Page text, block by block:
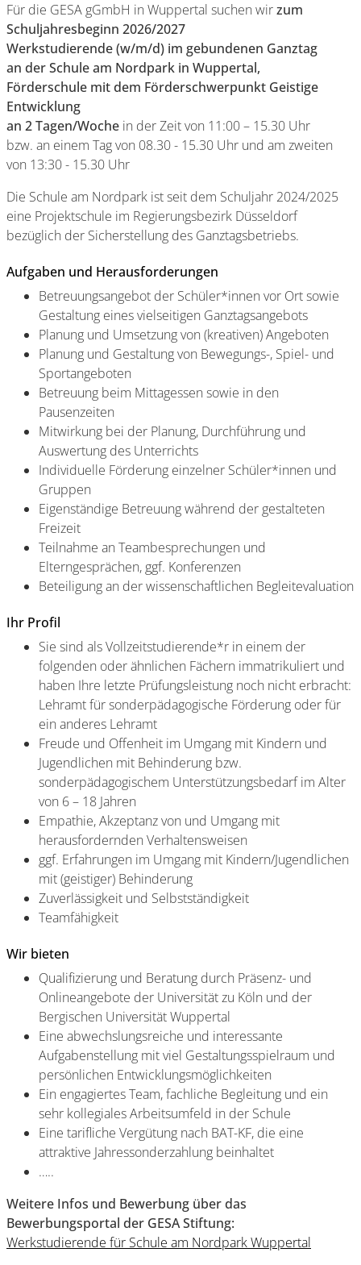
Für die GESA gGmbH in Wuppertal suchen wirzum
Schuljahresbeginn 2026/2027
Werkstudierende (w/m/d) im gebundenen Ganztag
an der Schule am Nordpark in Wuppertal,
Förderschule mit dem Förderschwerpunkt Geistige
Entwicklung
an 2 Tagen/Woche in der Zeit von 11:00 – 15.30 Uhr
bzw. an einem Tag von 08.30 - 15.30 Uhr und am zweiten
von 13:30 - 15.30 Uhr
Die Schule am Nordpark ist seit dem Schuljahr 2024/2025
eine Projektschule im Regierungsbezirk Düsseldorf
bezüglich der Sicherstellung des Ganztagsbetriebs.
Aufgaben und Herausforderungen
Betreuungsangebot der Schüler*innen vor Ort sowie
Gestaltung eines vielseitigen Ganztagsangebots
Planung und Umsetzung von (kreativen) Angeboten
Planung und Gestaltung von Bewegungs-, Spiel- und
Sportangeboten
Betreuung beim Mittagessen sowie in den
Pausenzeiten
Mitwirkung bei der Planung, Durchführung und
Auswertung des Unterrichts
Individuelle Förderung einzelner Schüler*innen und
Gruppen
Eigenständige Betreuung während der gestalteten
Freizeit
Teilnahme an Teambesprechungen und
Elterngesprächen, ggf. Konferenzen
Beteiligung an der wissenschaftlichen Begleitevaluation
Ihr Profil
Sie sind als Vollzeitstudierende*r in einem der
folgenden oder ähnlichen Fächern immatrikuliert und
haben Ihre letzte Prüfungsleistung noch nicht erbracht:
Lehramt für sonderpädagogische Förderung oder für
ein anderes Lehramt
Freude und Offenheit im Umgang mit Kindern und
Jugendlichen mit Behinderung bzw.
sonderpädagogischem Unterstützungsbedarf im Alter
von 6 – 18 Jahren
Empathie, Akzeptanz von und Umgang mit
herausfordernden Verhaltensweisen
ggf. Erfahrungen im Umgang mit Kindern/Jugendlichen
mit (geistiger) Behinderung
Zuverlässigkeit und Selbstständigkeit
Teamfähigkeit
Wir bieten
Qualifizierung und Beratung durch Präsenz- und
Onlineangebote der Universität zu Köln und der
Bergischen Universität Wuppertal
Eine abwechslungsreiche und interessante
Aufgabenstellung mit viel Gestaltungsspielraum und
persönlichen Entwicklungsmöglichkeiten
Ein engagiertes Team, fachliche Begleitung und ein
sehr kollegiales Arbeitsumfeld in der Schule
Eine tarifliche Vergütung nach BAT-KF, die eine
attraktive Jahressonderzahlung beinhaltet
…..
Weitere Infos und Bewerbung über das
Bewerbungsportal der GESA Stiftung:
Werkstudierende für Schule am Nordpark Wuppertal